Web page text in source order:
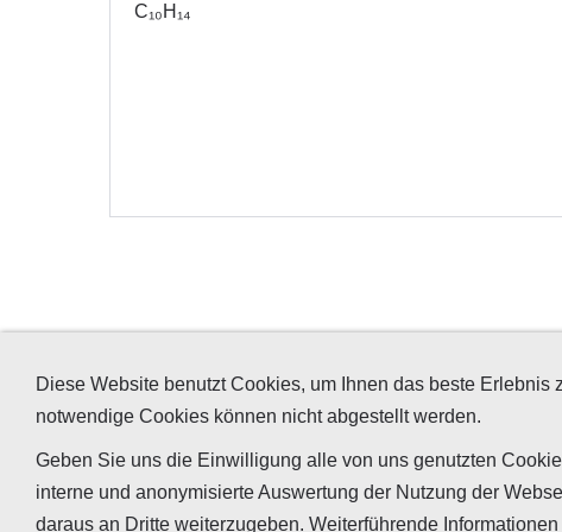
C₁₀H₁₄
Diese Website benutzt Cookies, um Ihnen das beste Erlebnis
notwendige Cookies können nicht abgestellt werden.
Geben Sie uns die Einwilligung alle von uns genutzten
interne und anonymisierte Auswertung der Nutzung der
daraus an Dritte weiterzugeben. Weiterführende